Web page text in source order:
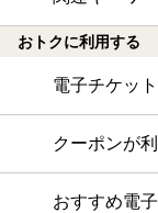
おトクに利用する
電子チケッ
クーポンが
おすすめ電